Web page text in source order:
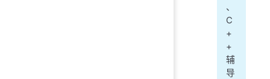
、
C
+
+
辅
导